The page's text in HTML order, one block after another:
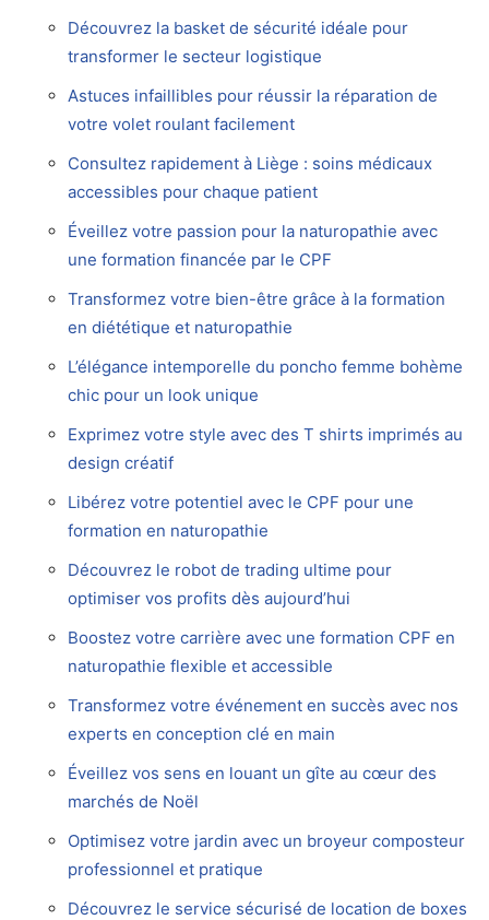
Découvrez la basket de sécurité idéale pour
transformer le secteur logistique
Astuces infaillibles pour réussir la réparation de
votre volet roulant facilement
Consultez rapidement à Liège : soins médicaux
accessibles pour chaque patient
Éveillez votre passion pour la naturopathie avec
une formation financée par le CPF
Transformez votre bien-être grâce à la formation
en diététique et naturopathie
L’élégance intemporelle du poncho femme bohème
chic pour un look unique
Exprimez votre style avec des T shirts imprimés au
design créatif
Libérez votre potentiel avec le CPF pour une
formation en naturopathie
Découvrez le robot de trading ultime pour
optimiser vos profits dès aujourd’hui
Boostez votre carrière avec une formation CPF en
naturopathie flexible et accessible
Transformez votre événement en succès avec nos
experts en conception clé en main
Éveillez vos sens en louant un gîte au cœur des
marchés de Noël
Optimisez votre jardin avec un broyeur composteur
professionnel et pratique
Découvrez le service sécurisé de location de boxes